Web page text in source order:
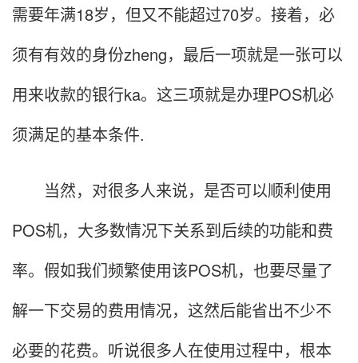
需要年满18岁，但又不能超过70岁。接着，必
须有有效的身份zheng，最后一项就是一张可以
用来收款的银行ka。这三项就是办理POS机必
须满足的基本条件.
当然，对很多人来说，是否可以顺利使用
POS机，大多数情况下关系到后续的功能和费
率。假如我们频繁使用该POS机，也要尽量了
解一下交易的费用情况，这然后能省出不少不
必要的花费。听说很多人在使用过程中，根本